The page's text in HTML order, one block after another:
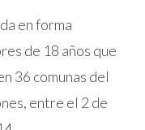
en forma
de 18 años que
36 comunas del
entre el 2 de